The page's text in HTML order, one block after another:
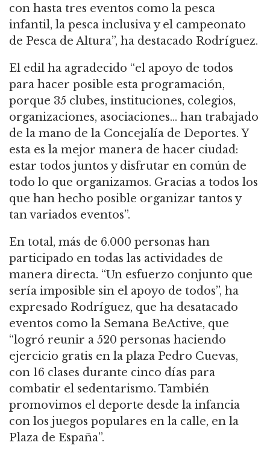
con hasta tres eventos como la pesca
infantil, la pesca inclusiva y el campeonato
de Pesca de Altura”, ha destacado Rodríguez.
El edil ha agradecido “el apoyo de todos
para hacer posible esta programación,
porque 35 clubes, instituciones, colegios,
organizaciones, asociaciones… han trabajado
de la mano de la Concejalía de Deportes. Y
esta es la mejor manera de hacer ciudad:
estar todos juntos y disfrutar en común de
todo lo que organizamos. Gracias a todos los
que han hecho posible organizar tantos y
tan variados eventos”.
En total, más de 6.000 personas han
participado en todas las actividades de
manera directa. “Un esfuerzo conjunto que
sería imposible sin el apoyo de todos”, ha
expresado Rodríguez, que ha desatacado
eventos como la Semana BeActive, que
“logró reunir a 520 personas haciendo
ejercicio gratis en la plaza Pedro Cuevas,
con 16 clases durante cinco días para
combatir el sedentarismo. También
promovimos el deporte desde la infancia
con los juegos populares en la calle, en la
Plaza de España”.